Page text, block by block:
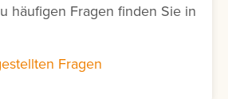
häufigen Fragen finden Sie in
Fragen